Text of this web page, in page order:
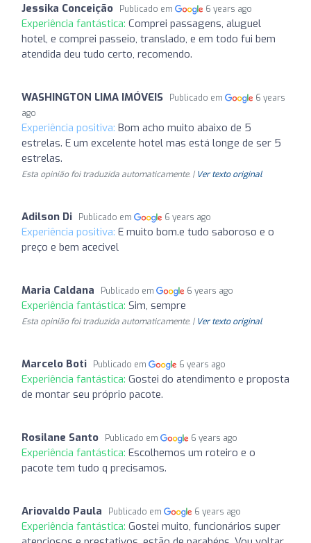
Jessika Conceição Publicado em 6 years ago
Experiência fantástica: Comprei passagens, aluguel
hotel, e comprei passeio, translado, e em todo fui bem
atendida deu tudo certo, recomendo.
WASHINGTON LIMA IMÓVEIS Publicado em
6 years
ago
Experiência positiva: Bom acho muito abaixo de 5
estrelas. E um excelente hotel mas está longe de ser 5
estrelas.
Esta opinião foi traduzida automaticamente. | Ver texto original
Adilson Di Publicado em 6 years ago
Experiência positiva: E muito bom.e tudo saboroso e o
preço e bem acecivel
Maria Caldana Publicado em 6 years ago
Experiência fantástica: Sim, sempre
Esta opinião foi traduzida automaticamente. | Ver texto original
Marcelo Boti Publicado em 6 years ago
Experiência fantástica: Gostei do atendimento e proposta
de montar seu próprio pacote.
Rosilane Santo Publicado em 6 years ago
Experiência fantástica: Escolhemos um roteiro e o
pacote tem tudo q precisamos.
Ariovaldo Paula Publicado em 6 years ago
Experiência fantástica: Gostei muito, funcionários super